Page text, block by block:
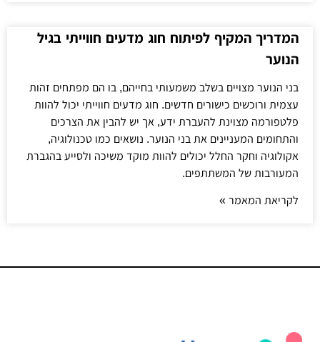
המדריך המקיף לפיתוח חוג מדעים חווייתי בגיל
הנוער
בני הנוער מצויים בשלב משמעותי בחייהם, בו הם מפתחים זהות
עצמית ורוכשים כישורים חדשים. חוג מדעים חווייתי יכול להוות
פלטפורמה מצוינת להעברת ידע, אך יש להבין את הצרכים
והתחומים המעניינים את בני הנוער. נושאים כמו טכנולוגיה,
אקולוגיה וחקר החלל יכולים להוות מוקד משיכה ולסייע בהגברת
המעורבות של המשתתפים.
לקריאת המאמר »